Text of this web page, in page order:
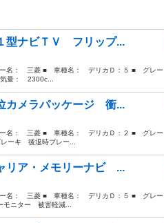
型ナビＴＶ フリップ...
名： 三菱 ■ 車種名： デリカＤ：５ ■ グレー
量： 2300c...
カメラパッケージ 衝...
名： 三菱 ■ 車種名： デリカＤ：２ ■ グレー
ーキ 後退時ブレー...
リア・メモリーナビ ...
名： 三菱 ■ 車種名： デリカＤ：５ ■ グレー
ニター 被害軽減...